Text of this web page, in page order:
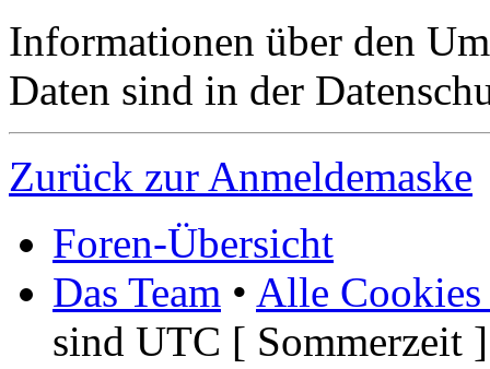
Informationen über den
Daten sind in der
Zurück zur Anmeldemaske
Foren-Übersicht
Das Team • Alle Cookies
sind UTC [ Sommerzeit ]